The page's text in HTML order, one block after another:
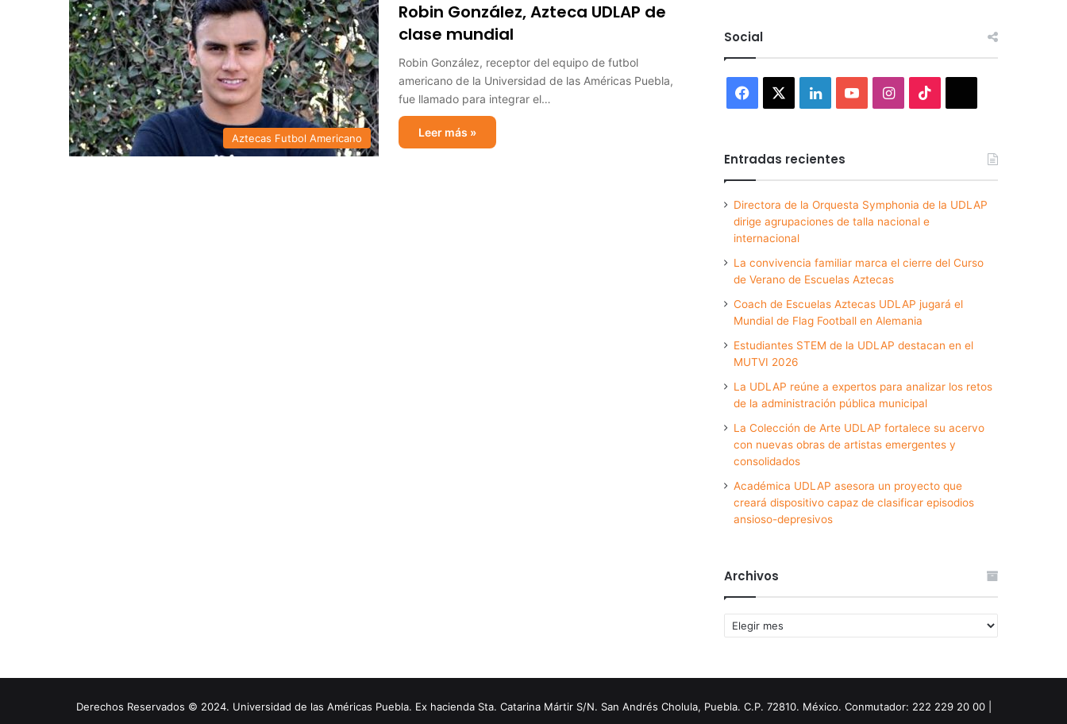
Aztecas Futbol Americano
Robin González, Azteca UDLAP de
clase mundial
Robin González, receptor del equipo de futbol
americano de la Universidad de las Américas Puebla,
fue llamado para integrar el…
Leer más »
Social
Facebook LinkedInYouTubeInstagram
Entradas recientes
Directora de la Orquesta Symphonia de la UDLAP
dirige agrupaciones de talla nacional e
internacional
La convivencia familiar marca el cierre del Curso
de Verano de Escuelas Aztecas
Coach de Escuelas Aztecas UDLAP jugará el
Mundial de Flag Football en Alemania
Estudiantes STEM de la UDLAP destacan en el
MUTVI 2026
La UDLAP reúne a expertos para analizar los retos
de la administración pública municipal
La Colección de Arte UDLAP fortalece su acervo
con nuevas obras de artistas emergentes y
consolidados
Académica UDLAP asesora un proyecto que
creará dispositivo capaz de clasificar episodios
ansioso-depresivos
Archivos
Archivos
Derechos Reservados © 2024. Universidad de las Américas Puebla. Ex hacienda Sta. Catarina Mártir S/N. San Andrés Cholula, Puebla. C.P. 72810. México. Conmutador: 222 229 20 00 |